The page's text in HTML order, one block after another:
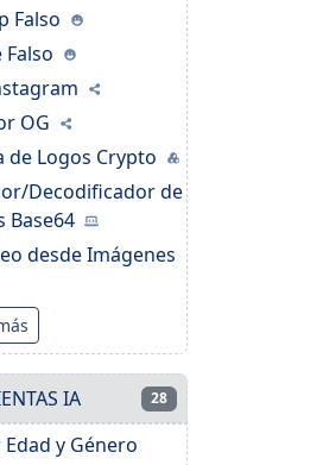
Falso
Falso
OG
de Logos Crypto
Decodificador de
Base64
desde Imágenes
IA 28
y Género